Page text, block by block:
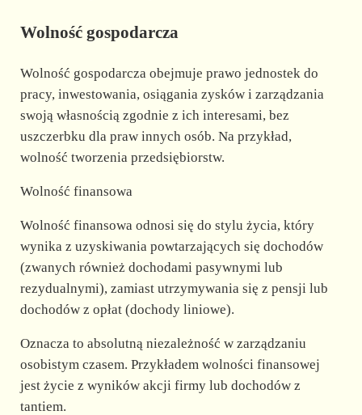
Wolność gospodarcza
Wolność gospodarcza obejmuje prawo jednostek do
pracy, inwestowania, osiągania zysków i zarządzania
swoją własnością zgodnie z ich interesami, bez
uszczerbku dla praw innych osób. Na przykład,
wolność tworzenia przedsiębiorstw.
Wolność finansowa
Wolność finansowa odnosi się do stylu życia, który
wynika z uzyskiwania powtarzających się dochodów
(zwanych również dochodami pasywnymi lub
rezydualnymi), zamiast utrzymywania się z pensji lub
dochodów z opłat (dochody liniowe).
Oznacza to absolutną niezależność w zarządzaniu
osobistym czasem. Przykładem wolności finansowej
jest życie z wyników akcji firmy lub dochodów z
tantiem.